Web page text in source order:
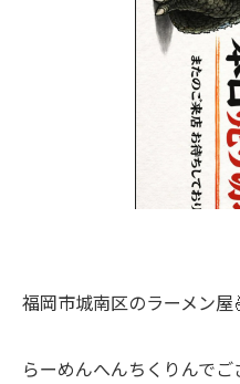
福岡市城南区のラーメン屋
らーめんへんちくりんでご